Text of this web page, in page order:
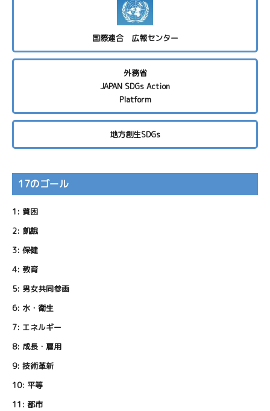
国際連合 広報センター
外務省
JAPAN SDGs Action
Platform
地方創生SDGs
17のゴール
1: 貧困
2: 飢餓
3: 保健
4: 教育
5: 男女共同参画
6: 水・衛生
7: エネルギー
8: 成長・雇用
9: 技術革新
10: 平等
11: 都市